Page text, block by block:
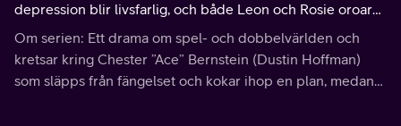
depression blir livsfarlig, och både Leon och Rosie oroar
sig för slutspurten.
Om serien: Ett drama om spel- och dobbelvärlden och
kretsar kring Chester ”Ace” Bernstein (Dustin Hoffman)
som släpps från fängelset och kokar ihop en plan, medan